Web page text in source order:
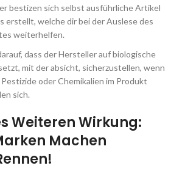
bestizen sich selbst ausführliche Artikel
erstellt, welche dir bei der Auslese des
weiterhelfen.
dass der Hersteller auf biologische
mit der absicht, sicherzustellen, wenn
oder Chemikalien im Produkt
sich.
Weiteren Wirkung:
Machen